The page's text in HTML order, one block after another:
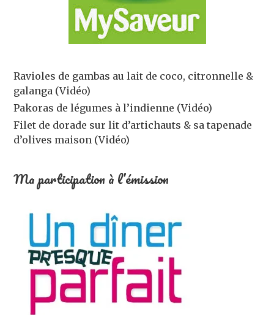
Ravioles de gambas au lait de coco, citronnelle &
galanga (Vidéo)
Pakoras de légumes à l’indienne (Vidéo)
Filet de dorade sur lit d’artichauts & sa tapenade
d’olives maison (Vidéo)
Ma participation à l’émission